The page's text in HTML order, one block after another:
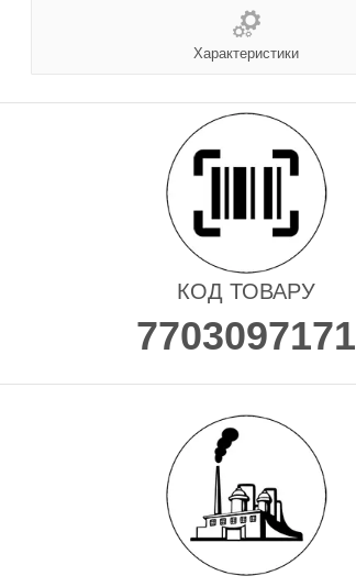
Характеристики
КОД ТОВАРУ
7703097171